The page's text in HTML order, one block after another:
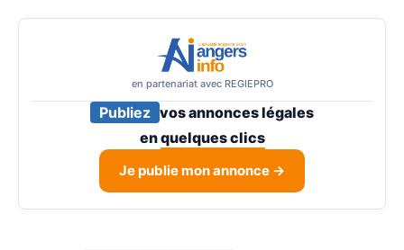
en partenariat avec REGIEPRO
Publiez vos annonces légales
enquelques clics
Je publie mon annonce →